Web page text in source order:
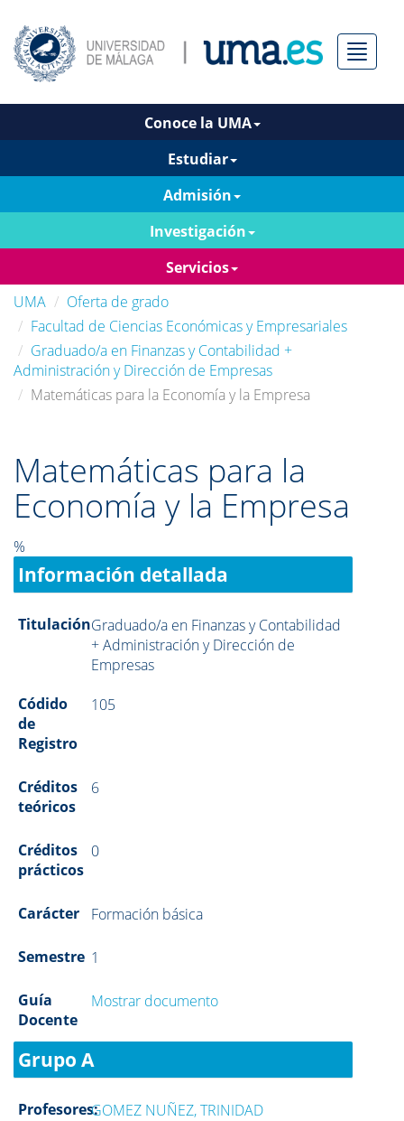
Menú
Conoce la UMA
Estudiar
Admisión
Investigación
Servicios
UMA
Oferta de grado
Facultad de Ciencias Económicas y Empresariales
Graduado/a en Finanzas y Contabilidad +
Administración y Dirección de Empresas
Matemáticas para la Economía y la Empresa
Matemáticas para la
Economía y la Empresa
%
Información detallada
TitulaciónGraduado/a en Finanzas y Contabilidad
+ Administración y Dirección de
Empresas
Códido
de
Registro
105
Créditos
teóricos
6
Créditos
prácticos
0
Carácter Formación básica
Semestre 1
Guía
Docente
Mostrar documento
Grupo A
Profesores:GOMEZ NUÑEZ, TRINIDAD